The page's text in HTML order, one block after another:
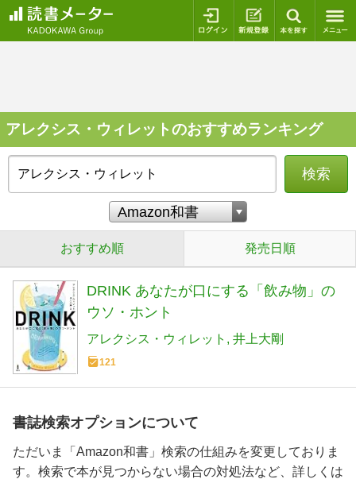
ログイン 新規登録
アレクシス・ウィレットのおすすめランキング
検索
おすすめ順 発売日順
DRINK あなたが口にする「飲み物」の
ウソ・ホント
アレクシス・ウィレット 井上大剛
121
書誌検索オプションについて
ただいま「Amazon和書」検索の仕組みを変更しておりま
す。検索で本が見つからない場合の対処法など、詳しくは